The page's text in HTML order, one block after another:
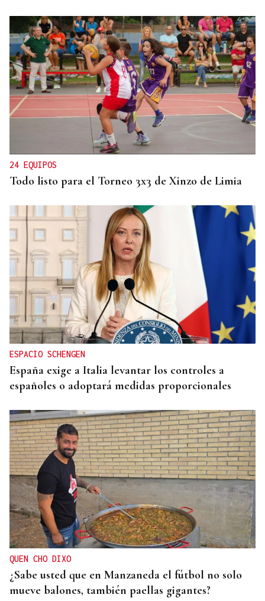
DEPORTE EN LA DIÁSPORA
La Xunta ratifica su apoyo al Galicia Esporte
Clube de Salvador de Bahía
24 EQUIPOS
Todo listo para el Torneo 3x3 de Xinzo de Limia
ESPACIO SCHENGEN
España exige a Italia levantar los controles a
españoles o adoptará medidas proporcionales
QUEN CHO DIXO
¿Sabe usted que en Manzaneda el fútbol no solo
mueve balones, también paellas gigantes?